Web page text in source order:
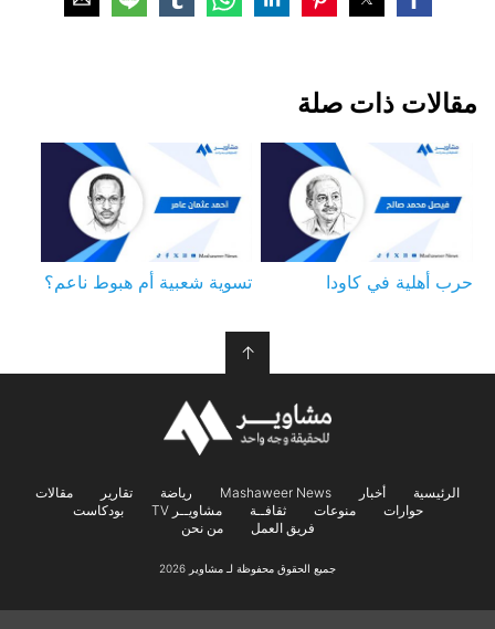
مقالات ذات صلة
حرب أهلية في كاودا تسوية شعبية أم هبوط ناعم؟
↑
الرئيسية أخبار Mashaweer News رياضة تقارير
مقالات
حوارات
منوعات ثقافــة مشاويــر TV
بودكاست
فريق العمل
من نحن
جميع الحقوق محفوظة لـ مشاوير 2026